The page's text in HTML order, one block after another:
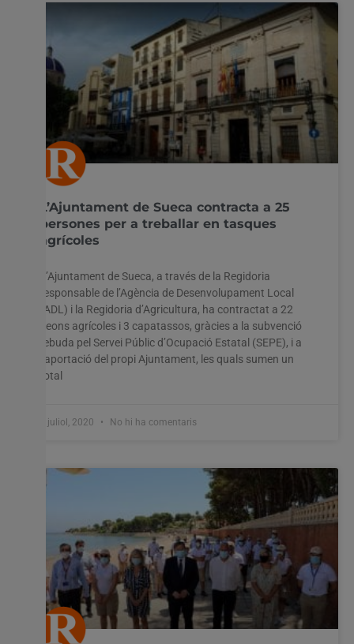
L’Ajuntament de Sueca contracta a 25
persones per a treballar en tasques
agrícoles
L’Ajuntament de Sueca, a través de la Regidoria
responsable de l’Agència de Desenvolupament Local
(ADL) i la Regidoria d’Agricultura, ha contractat a 22
peons agrícoles i 3 capatassos, gràcies a la subvenció
rebuda pel Servei Públic d’Ocupació Estatal (SEPE), i a
l’aportació del propi Ajuntament, les quals sumen un
total
1 juliol, 2020 No hi ha comentaris